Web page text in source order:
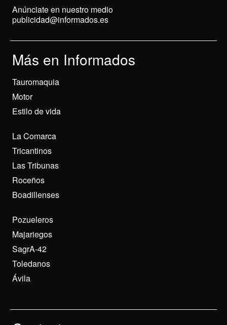
Anúnciate en nuestro medio
publicidad@informados.es
Más en Informados
Tauromaquia
Motor
Estilo de vida
La Comarca
Tricantinos
Las Tribunas
Roceños
Boadillenses
Pozueleros
Majariegos
SagrA-42
Toledanos
Ávila